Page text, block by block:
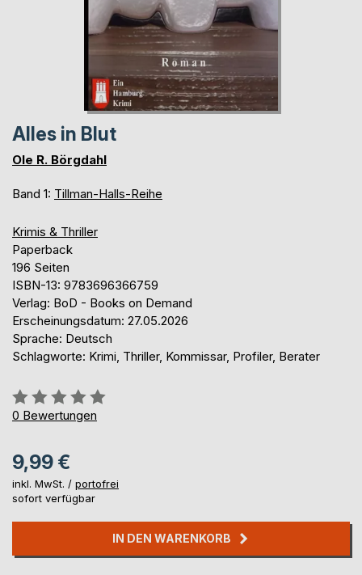
Alles in Blut
Ole R. Börgdahl
Band 1: Tillman-Halls-Reihe
Krimis & Thriller
Paperback
196 Seiten
ISBN-13: 9783696366759
Verlag: BoD - Books on Demand
Erscheinungsdatum: 27.05.2026
Sprache: Deutsch
Schlagworte: Krimi, Thriller, Kommissar, Profiler, Berater
Bewertung::
0%
0 Bewertungen
9,99 €
inkl. MwSt. / portofrei
sofort verfügbar
IN DEN WARENKORB